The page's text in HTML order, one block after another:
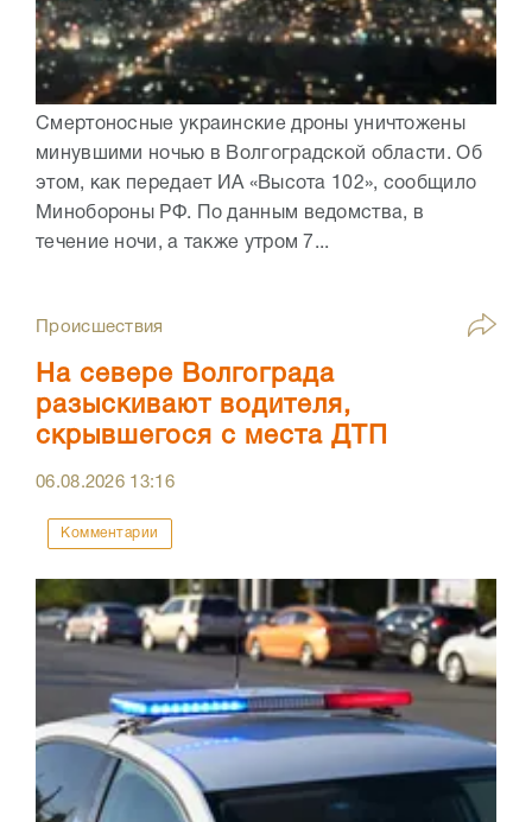
Смертоносные украинские дроны уничтожены
минувшими ночью в Волгоградской области. Об
этом, как передает ИА «Высота 102», сообщило
Минобороны РФ. По данным ведомства, в
течение ночи, а также утром 7...
Происшествия
На севере Волгограда
разыскивают водителя,
скрывшегося с места ДТП
06.08.2026 13:16
Комментарии